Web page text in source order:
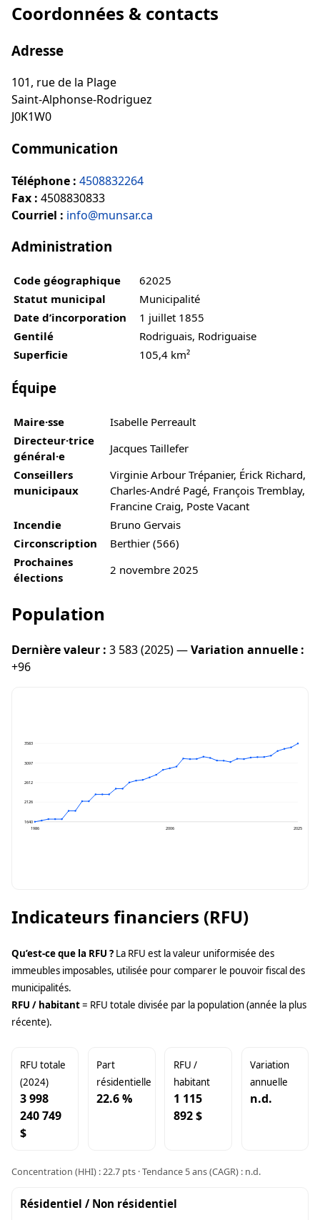
Coordonnées & contacts
Adresse
101, rue de la Plage
Saint-Alphonse-Rodriguez
J0K1W0
Communication
Téléphone : 4508832264
Fax : 4508830833
Courriel : info@munsar.ca
Administration
Code géographique
62025
Statut municipal
Municipalité
Date d’incorporation
1 juillet 1855
Gentilé
Rodriguais, Rodriguaise
Superficie
105,4 km²
Équipe
Maire·sse
Isabelle Perreault
Directeur·trice
général·e
Jacques Taillefer
Conseillers
municipaux
Virginie Arbour Trépanier, Érick Richard,
Charles-André Pagé, François Tremblay,
Francine Craig, Poste Vacant
Incendie
Bruno Gervais
Circonscription
Berthier (566)
Prochaines
élections
2 novembre 2025
Population
Dernière valeur : 3 583 (2025) —Variation annuelle :
+96
3583
3097
2612
2126
1640
1986
2006 2025
Indicateurs financiers (RFU)
Qu’est-ce que la RFU ? La RFU est la valeur uniformisée des
immeubles imposables, utilisée pour comparer le pouvoir fiscal des
municipalités.
RFU / habitant= RFU totale divisée par la population (année la plus
récente).
RFU totale
(2024)
3 998
240 749
$
Part
résidentielle
22.6 %
RFU /
habitant
1 115
892 $
Variation
annuelle
n.d.
Concentration (HHI) : 22.7 pts · Tendance 5 ans (CAGR) : n.d.
Résidentiel / Non résidentiel